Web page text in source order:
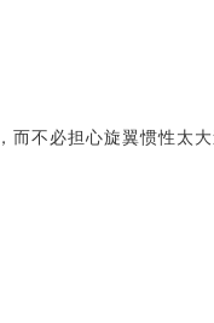
而不必担心旋翼惯性太